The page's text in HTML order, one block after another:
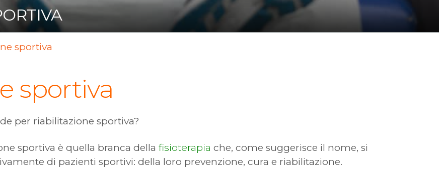
sportiva
sportiva
per riabilitazione sportiva?
sportiva è quella branca dellafisioterapia che, come suggerisce il nome, si
di pazienti sportivi: della loro prevenzione, cura e riabilitazione.